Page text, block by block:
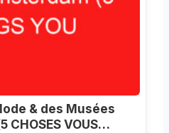
& des Musées
CHOSES VOUS…